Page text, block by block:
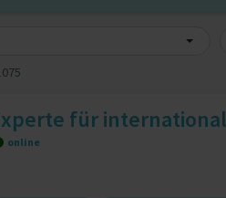
für
online